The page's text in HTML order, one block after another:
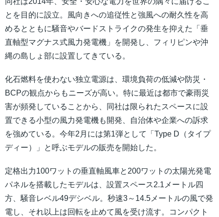
とを目的に設立。風向きへの追従性と強風への耐久性を高
めるとともに騒音やバードストライクの発生を抑えた「垂
直軸型マグナス式風力発電機」を開発し、フィリピンや沖
縄の島しょ部に設置してきている。
化石燃料を使わない独立電源は、環境負荷の低減や防災・
BCPの観点からもニーズが高い。特に最近は都市で豪雨災
害が頻発していることから、同社は限られたスペースに設
置できる小型の風力発電機も開発、自治体や企業への訴求
を強めている。今年2月には第1弾として「Type D（タイプ
ディー）」と呼ぶモデルの販売を開始した。
定格出力100ワットの垂直軸風車と200ワットの太陽光発電
パネルを搭載したモデルは、設置スペース2.1メートル四
方、騒音レベル49デシベル。秒速3～14.5メートルの風で発
電し、それ以上は回転を止めて風を受け流す。コンパクト